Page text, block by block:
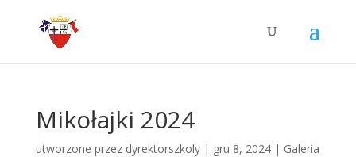
Mikołajki 2024
utworzone przez dyrektorszkoly| gru 8, 2024| Galeria